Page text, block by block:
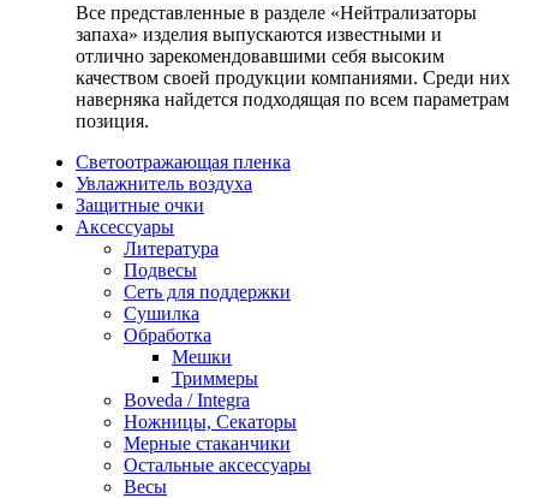
Все представленные в разделе «Нейтрализаторы
запаха» изделия выпускаются известными и
отлично зарекомендовавшими себя высоким
качеством своей продукции компаниями. Среди них
наверняка найдется подходящая по всем параметрам
позиция.
Светоотражающая пленка
Увлажнитель воздуха
Защитные очки
Аксессуары
Литература
Подвесы
Сеть для поддержки
Сушилка
Обработка
Мешки
Триммеры
Boveda / Integra
Ножницы, Секаторы
Мерные стаканчики
Остальные аксессуары
Весы